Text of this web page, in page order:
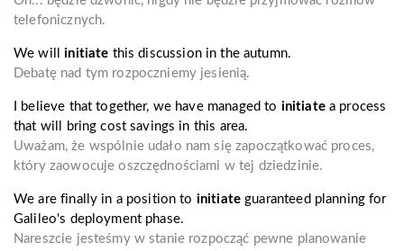
telefonicznych.
We willinitiate this discussion in the autumn.
Debatę nad tym rozpoczniemy jesienią.
I believe that together, we have managed to initiatea process
that will bring cost savings in this area.
Uważam, że wspólnie udało nam się zapoczątkować proces,
który zaowocuje oszczędnościami w tej dziedzinie.
We are finally in a position to initiate guaranteed planning for
Galileo's deployment phase.
Nareszcie jesteśmy w stanie rozpocząć pewne planowanie